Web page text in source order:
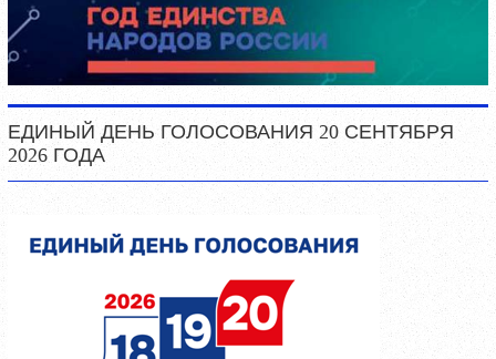
ЕДИНЫЙ ДЕНЬ ГОЛОСОВАНИЯ 20 СЕНТЯБРЯ
2026 ГОДА